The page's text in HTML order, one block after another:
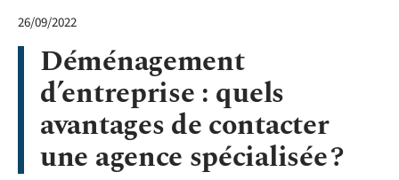
26/09/2022
Déménagement
d’entreprise : quels
avantages de contacter
une agence spécialisée ?